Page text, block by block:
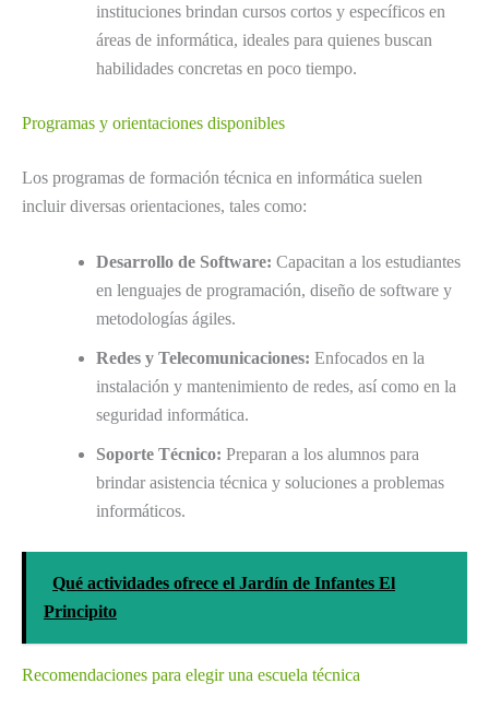
instituciones brindan cursos cortos y específicos en
áreas de informática, ideales para quienes buscan
habilidades concretas en poco tiempo.
Programas y orientaciones disponibles
Los programas de formación técnica en informática suelen
incluir diversas orientaciones, tales como:
Desarrollo de Software: Capacitan a los estudiantes
en lenguajes de programación, diseño de software y
metodologías ágiles.
Redes y Telecomunicaciones: Enfocados en la
instalación y mantenimiento de redes, así como en la
seguridad informática.
Soporte Técnico: Preparan a los alumnos para
brindar asistencia técnica y soluciones a problemas
informáticos.
Qué actividades ofrece el Jardín de Infantes El
Principito
Recomendaciones para elegir una escuela técnica